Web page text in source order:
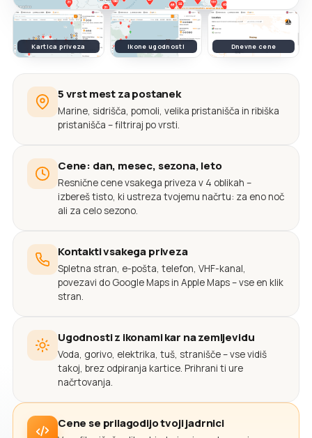
Kartica priveza Ikone ugodnosti Dnevne cene
5 vrst mest za postanek
Marine, sidrišča, pomoli, velika pristanišča in ribiška
pristanišča – filtriraj po vrsti.
Cene: dan, mesec, sezona, leto
Resnične cene vsakega priveza v 4 oblikah –
izbereš tisto, ki ustreza tvojemu načrtu: za eno noč
ali za celo sezono.
Kontakti vsakega priveza
Spletna stran, e-pošta, telefon, VHF-kanal,
povezavi do Google Maps in Apple Maps – vse en klik
stran.
Ugodnosti z ikonami kar na zemljevidu
Voda, gorivo, elektrika, tuš, stranišče – vse vidiš
takoj, brez odpiranja kartice. Prihrani ti ure
načrtovanja.
Cene se prilagodijo tvoji jadrnici